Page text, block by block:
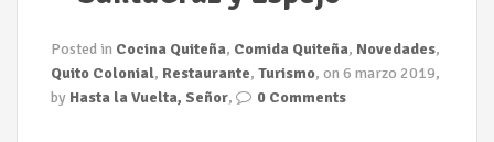
Posted in Cocina Quiteña, Comida Quiteña, Novedades,
Quito Colonial, Restaurante, Turismo, on 6 marzo 2019,
by Hasta la Vuelta, Señor, 0 Comments